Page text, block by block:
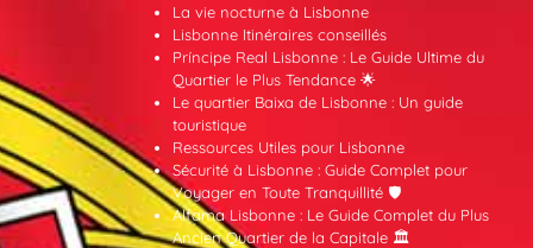
La vie nocturne à Lisbonne
Lisbonne Itinéraires conseillés
Príncipe Real Lisbonne : Le Guide Ultime du
Quartier le Plus Tendance 🌟
Le quartier Baixa de Lisbonne : Un guide
touristique
Ressources Utiles pour Lisbonne
Sécurité à Lisbonne : Guide Complet pour
Voyager en Toute Tranquillité 🛡️
Alfama Lisbonne : Le Guide Complet du Plus
Ancien Quartier de la Capitale 🏛️